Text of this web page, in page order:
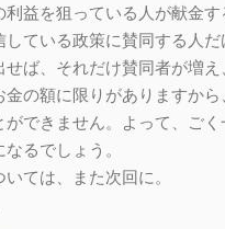
利益を狙っている人が献金
ている政策に賛同する人だ
ば、それだけ賛同者が増え
金の額に限りがありますか
ができません。よって、ご
るでしょう。
ては、また次回に。